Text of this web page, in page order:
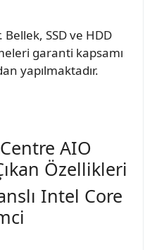
SSD ve HDD
garanti kapsamı
yapılmaktadır.
AIO
Özellikleri
Intel Core